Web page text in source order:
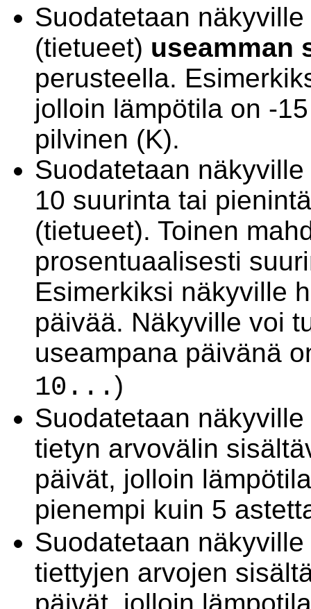
Suodatetaan
(tietueet) useamman
perusteella.
jolloin lämpötila on -
pilvinen (K).
Suodatetaan
10 suurinta tai
(tietueet). Toinen
prosentuaalisesti
Esimerkiksi näkyville
päivää. Näkyville voi
useampana päivänä
10... )
Suodatetaan
tietyn arvovälin
päivät, jolloin
pienempi kuin 5
Suodatetaan
tiettyjen arvojen
päivät, jolloin